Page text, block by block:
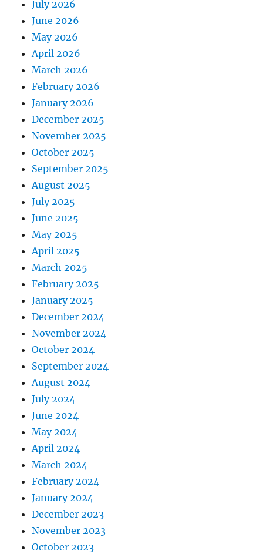
July 2026
June 2026
May 2026
April 2026
March 2026
February 2026
January 2026
December 2025
November 2025
October 2025
September 2025
August 2025
July 2025
June 2025
May 2025
April 2025
March 2025
February 2025
January 2025
December 2024
November 2024
October 2024
September 2024
August 2024
July 2024
June 2024
May 2024
April 2024
March 2024
February 2024
January 2024
December 2023
November 2023
October 2023